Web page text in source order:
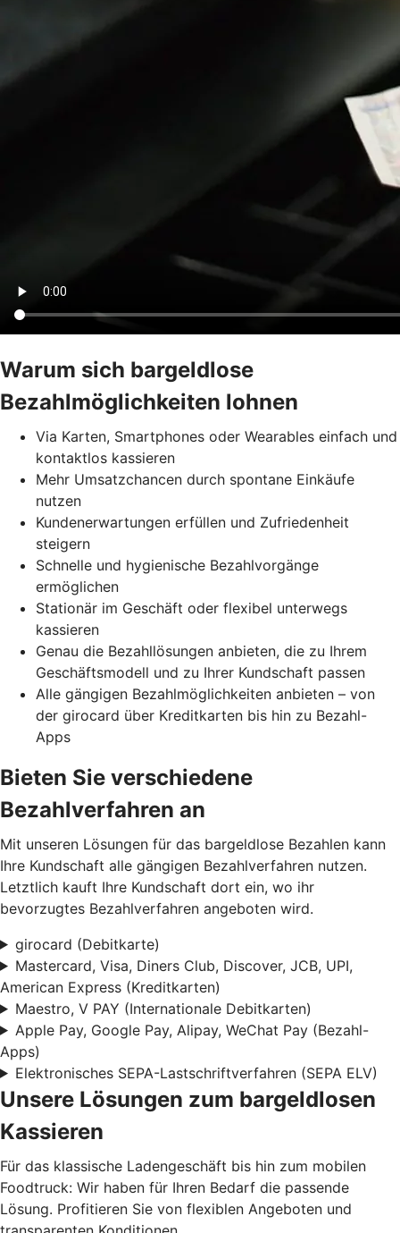
Warum sich bargeldlose
Bezahlmöglichkeiten lohnen
Via Karten, Smartphones oder Wearables einfach und
kontaktlos kassieren
Mehr Umsatzchancen durch spontane Einkäufe
nutzen
Kundenerwartungen erfüllen und Zufriedenheit
steigern
Schnelle und hygienische Bezahlvorgänge
ermöglichen
Stationär im Geschäft oder flexibel unterwegs
kassieren
Genau die Bezahllösungen anbieten, die zu Ihrem
Geschäftsmodell und zu Ihrer Kundschaft passen
Alle gängigen Bezahlmöglichkeiten anbieten – von
der girocard über Kreditkarten bis hin zu Bezahl-
Apps
Bieten Sie verschiedene
Bezahlverfahren an
Mit unseren Lösungen für das bargeldlose Bezahlen kann
Ihre Kundschaft alle gängigen Bezahlverfahren nutzen.
Letztlich kauft Ihre Kundschaft dort ein, wo ihr
bevorzugtes Bezahlverfahren angeboten wird.
girocard (Debitkarte)
Mastercard, Visa, Diners Club, Discover, JCB, UPI,
American Express (Kreditkarten)
Maestro, V PAY (Internationale Debitkarten)
Apple Pay, Google Pay, Alipay, WeChat Pay (Bezahl-
Apps)
Elektronisches SEPA-Lastschriftverfahren (SEPA ELV)
Unsere Lösungen zum bargeldlosen
Kassieren
Für das klassische Ladengeschäft bis hin zum mobilen
Foodtruck: Wir haben für Ihren Bedarf die passende
Lösung. Profitieren Sie von flexiblen Angeboten und